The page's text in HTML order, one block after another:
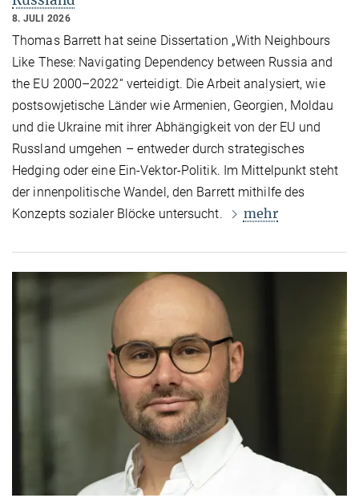
8. JULI 2026
Thomas Barrett hat seine Dissertation „With Neighbours
Like These: Navigating Dependency between Russia and
the EU 2000–2022“ verteidigt. Die Arbeit analysiert, wie
postsowjetische Länder wie Armenien, Georgien, Moldau
und die Ukraine mit ihrer Abhängigkeit von der EU und
Russland umgehen – entweder durch strategisches
Hedging oder eine Ein-Vektor-Politik. Im Mittelpunkt steht
der innenpolitische Wandel, den Barrett mithilfe des
Konzepts sozialer Blöcke untersucht.
mehr